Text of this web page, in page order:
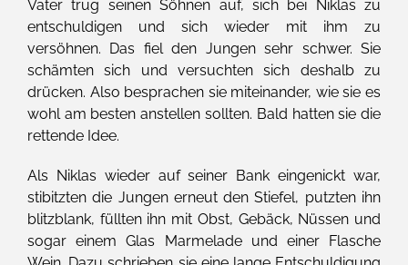
Vater trug seinen Söhnen auf, sich bei Niklas zu
entschuldigen und sich wieder mit ihm zu
versöhnen. Das fiel den Jungen sehr schwer. Sie
schämten sich und versuchten sich deshalb zu
drücken. Also besprachen sie miteinander, wie sie es
wohl am besten anstellen sollten. Bald hatten sie die
rettende Idee.
Als Niklas wieder auf seiner Bank eingenickt war,
stibitzten die Jungen erneut den Stiefel, putzten ihn
blitzblank, füllten ihn mit Obst, Gebäck, Nüssen und
sogar einem Glas Marmelade und einer Flasche